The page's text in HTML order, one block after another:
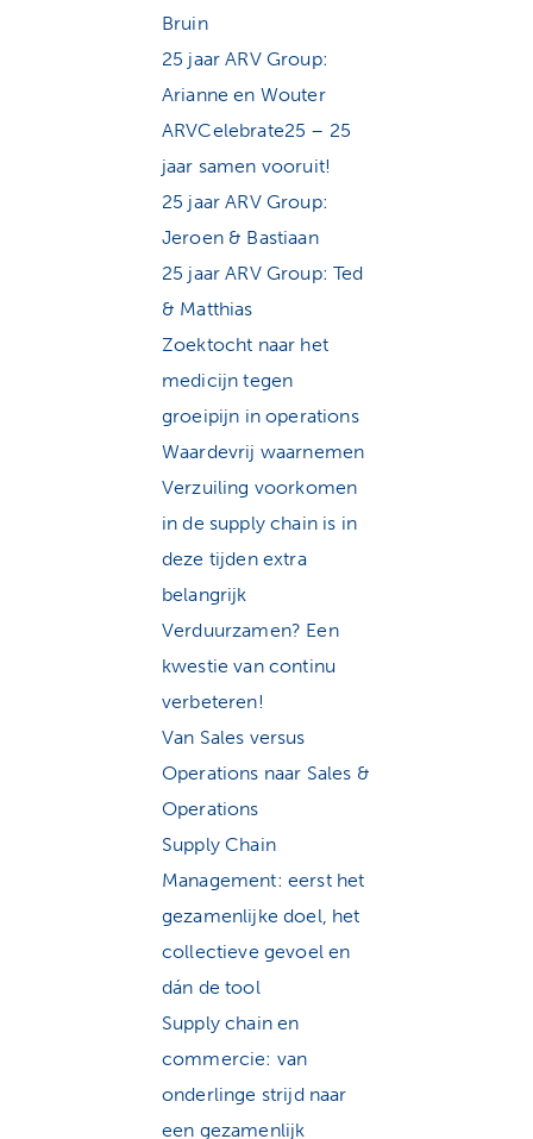
Bruin
25 jaar ARV Group:
Arianne en Wouter
ARVCelebrate25 – 25
jaar samen vooruit!
25 jaar ARV Group:
Jeroen & Bastiaan
25 jaar ARV Group: Ted
& Matthias
Zoektocht naar het
medicijn tegen
groeipijn in operations
Waardevrij waarnemen
Verzuiling voorkomen
in de supply chain is in
deze tijden extra
belangrijk
Verduurzamen? Een
kwestie van continu
verbeteren!
Van Sales versus
Operations naar Sales &
Operations
Supply Chain
Management: eerst het
gezamenlijke doel, het
collectieve gevoel en
dán de tool
Supply chain en
commercie: van
onderlinge strijd naar
een gezamenlijk